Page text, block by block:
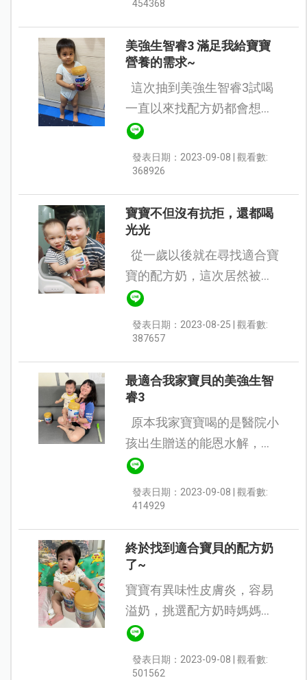
454368
美強生智睿3 滿足我給寶寶
營養的需求~
一直以來找配方奶都會想要
有可以增加寶寶腦部發育
（DHA、神經鞘磷脂）變聰
明、免疫力提升、骨骼發
蠕...
發表日期：2023-09-08 | 觀看數:
368926
寶寶不但沒有抗拒，還都喝
光光
寶的配方奶，這次居然被選
中當小小試喝員，實在是太
開心啦～ 一直以來都想嘗試
看看智睿3，之前藥局的店
發表日期：2023-08-25 | 觀看數:
387657
最適合我家寶貝的美強生智
睿3
孩出生贈送的能恩水解，但
常常便便不出來，小孩又因
為便秘一直哭，我們當大人
的也心急，當時真的是很擔
發表日期：2023-09-08 | 觀看數:
414929
終於找到適合寶貝的配方奶
了~
寶寶有異味性皮膚炎，容易
溢奶，挑選配方奶時媽媽非
常小心且困擾。之前喝過別
牌子的兩種奶粉，一個是容
易水便，整天真的是炸屎到
發表日期：2023-09-08 | 觀看數:
501562